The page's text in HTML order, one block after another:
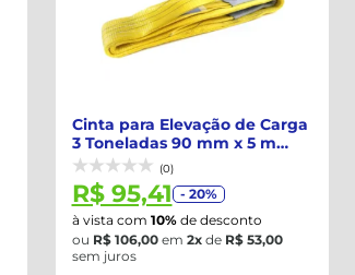
Cinta para Elevação de Carga
3 Toneladas 90 mm x 5 m
com Olh...
(0)
R$ 95,41 - 20%
à vista com 10%de desconto
ou R$ 106,00em 2xde R$ 53,00
sem juros